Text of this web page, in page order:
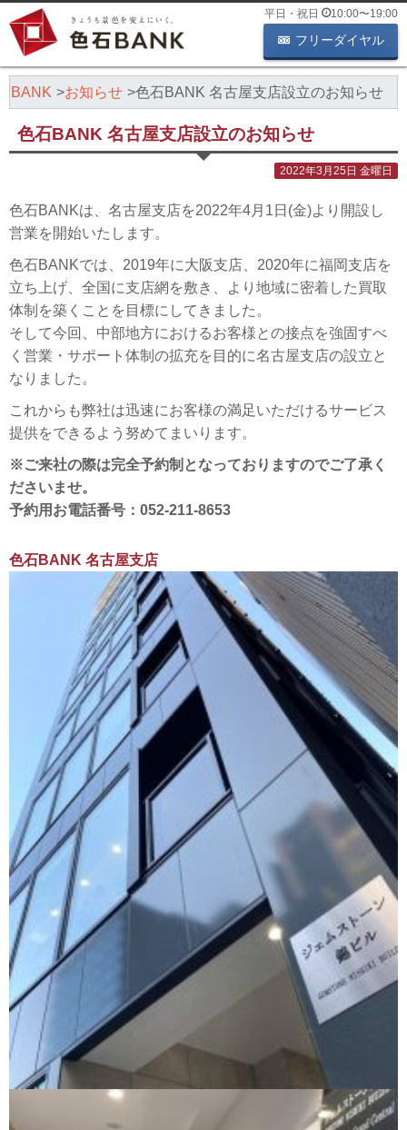
平日・祝日 10:00〜19:00
フリーダイヤル
BANK お知らせ 色石BANK 名古屋支店設立のお知らせ
色石BANK 名古屋支店設立のお知らせ
2022年3月25日 金曜日
色石BANKは、名古屋支店を2022年4月1日(金)より開設し
営業を開始いたします。
色石BANKでは、2019年に大阪支店、2020年に福岡支店を
立ち上げ、全国に支店網を敷き、より地域に密着した買取
体制を築くことを目標にしてきました。
そして今回、中部地方におけるお客様との接点を強固すべ
く営業・サポート体制の拡充を目的に名古屋支店の設立と
なりました。
これからも弊社は迅速にお客様の満足いただけるサービス
提供をできるよう努めてまいります。
※ご来社の際は完全予約制となっておりますのでご了承く
ださいませ。
予約用お電話番号：052-211-8653
色石BANK 名古屋支店